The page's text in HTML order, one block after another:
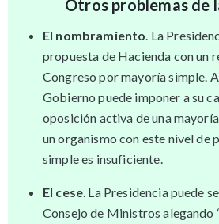
Otros problemas de
El nombramiento . La
propuesta de Hacienda con un
Congreso por mayoría simple.
Gobierno puede imponer a su
oposición activa de una
un organismo con este nivel de
simple es insuficiente.
El cese . La Presidencia puede
Consejo de Ministros alegando